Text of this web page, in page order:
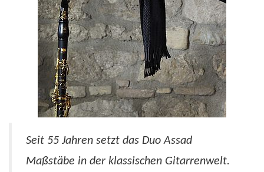
Seit 55 Jahren setzt das DuoAssad
Maßstäbe in der klassischen Gitarrenwelt.